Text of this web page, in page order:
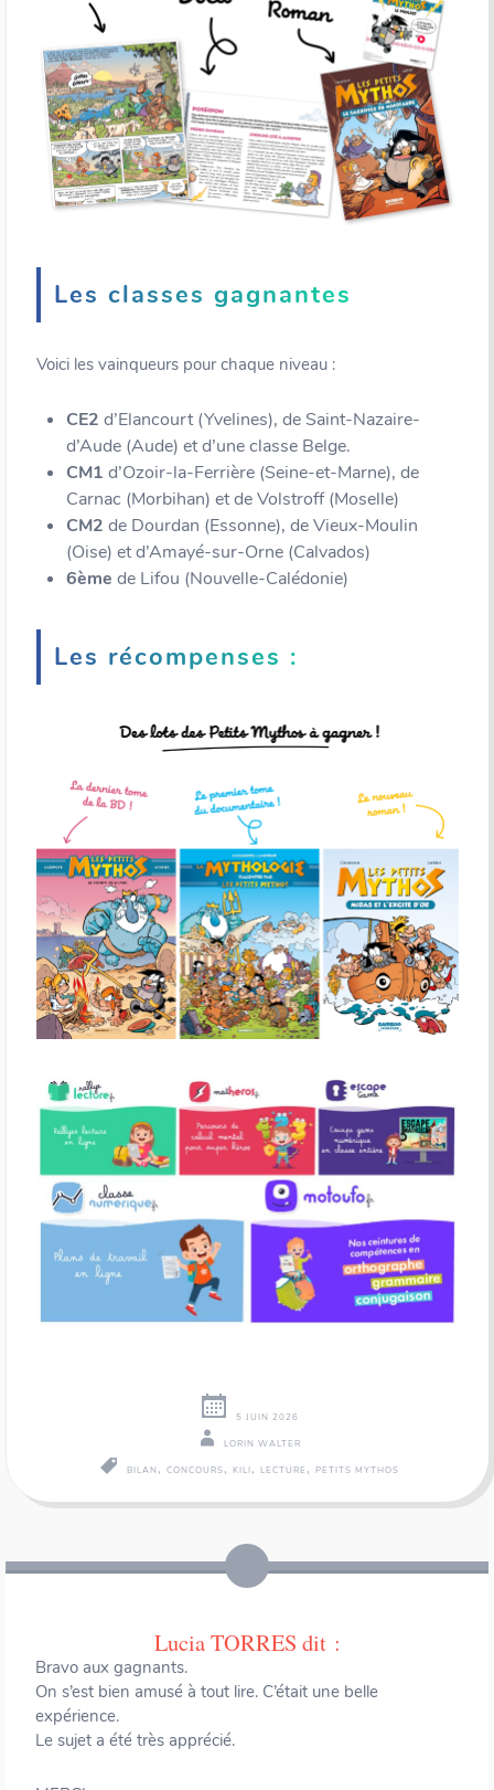
Les classes gagnantes
Voici les vainqueurs pour chaque niveau :
CE2 d’Elancourt (Yvelines), de Saint-Nazaire-
d’Aude (Aude) et d’une classe Belge.
CM1 d’Ozoir-la-Ferrière (Seine-et-Marne), de
Carnac (Morbihan) et de Volstroff (Moselle)
CM2 de Dourdan (Essonne), de Vieux-Moulin
(Oise) et d’Amayé-sur-Orne (Calvados)
6ème de Lifou (Nouvelle-Calédonie)
Les récompenses :
5 JUIN 2026
LORIN WALTER
BILAN , CONCOURS, KILI, LECTURE , PETITS MYTHOS
des
Lucia TORRES dit :
Bravo aux gagnants.
On s’est bien amusé à tout lire. C’était une belle
expérience.
Le sujet a été très apprécié.